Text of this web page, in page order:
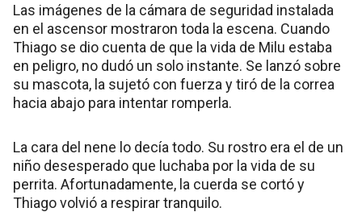
Las imágenes de la cámara de seguridad instalada
en el ascensor mostraron toda la escena. Cuando
Thiago se dio cuenta de que la vida de Milu estaba
en peligro, no dudó un solo instante. Se lanzó sobre
su mascota, la sujetó con fuerza y tiró de la correa
hacia abajo para intentar romperla.
La cara del nene lo decía todo. Su rostro era el de un
niño desesperado que luchaba por la vida de su
perrita. Afortunadamente, la cuerda se cortó y
Thiago volvió a respirar tranquilo.